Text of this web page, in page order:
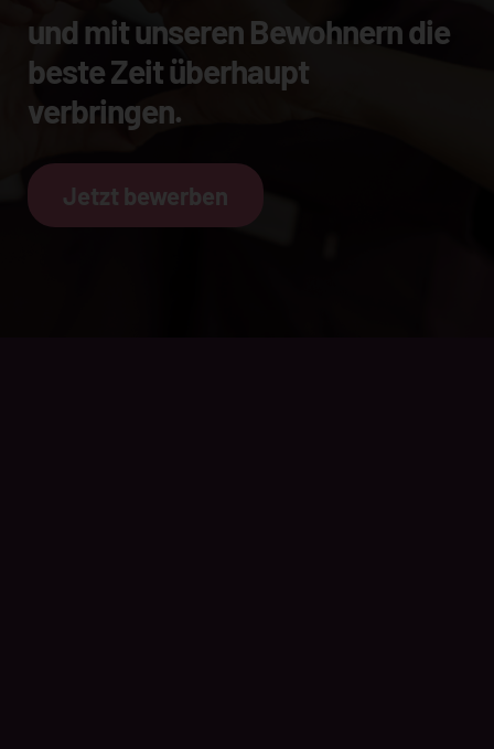
und mit unseren Bewohnern die
beste Zeit überhaupt
verbringen.
Jetzt bewerben